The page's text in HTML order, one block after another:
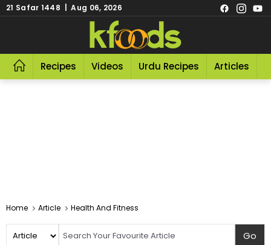
21 Safar 1448 | Aug 06, 2026
Recipes Videos Urdu Recipes Articles
Home Article Health And Fitness